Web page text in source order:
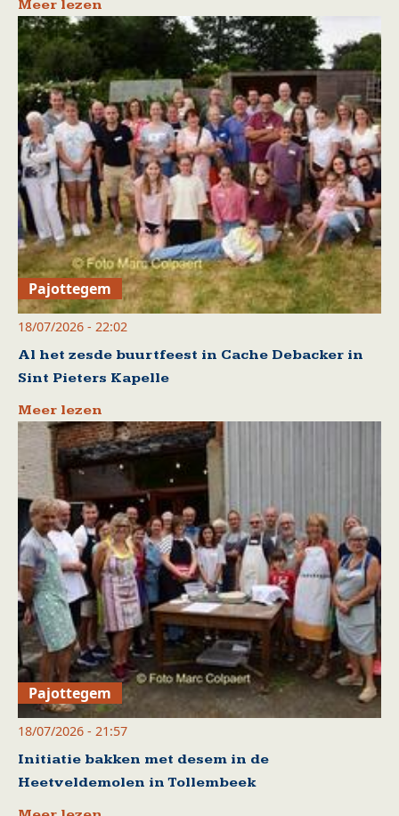
Meer lezen
Pajottegem
18/07/2026 - 22:02
Al het zesde buurtfeest in Cache Debacker in
Sint Pieters Kapelle
Meer lezen
Pajottegem
18/07/2026 - 21:57
Initiatie bakken met desem in de
Heetveldemolen in Tollembeek